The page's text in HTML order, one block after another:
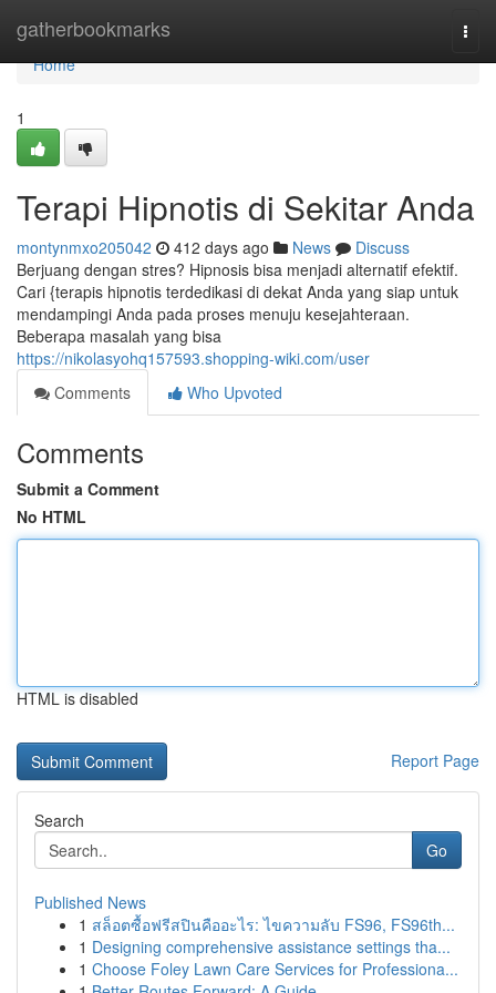
gatherbookmarks
Home
Home
1
Terapi Hipnotis di Sekitar Anda
montynmxo205042 412 days ago News
Discuss
Berjuang dengan stres? Hipnosis bisa menjadi alternatif efektif.
Cari {terapis hipnotis terdedikasi di dekat Anda yang siap untuk
mendampingi Anda pada proses menuju kesejahteraan.
Beberapa masalah yang bisa
https://nikolasyohq157593.shopping-wiki.com/user
Comments
Who Upvoted
Comments
Submit a Comment
No HTML
HTML is disabled
Report Page
Search
Go
Published News
1 สล็อตซื้อฟรีสปินคืออะไร: ไขความลับ FS96, FS96th...
1 Designing comprehensive assistance settings tha...
1 Choose Foley Lawn Care Services for Professiona...